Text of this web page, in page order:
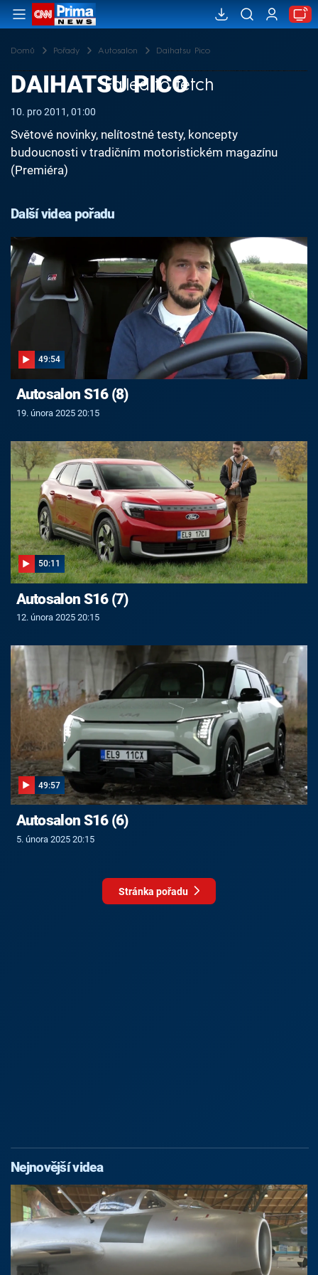
Domů Pořady Autosalon Daihatsu Pico
Failed to fetch
DAIHATSU PICO
10. pro 2011, 01:00
Světové novinky, nelítostné testy, koncepty
budoucnosti v tradičním motoristickém magazínu
(Premiéra)
Další videa pořadu
49:54
Autosalon S16 (8)
19. února 2025 20:15
50:11
Autosalon S16 (7)
12. února 2025 20:15
49:57
Autosalon S16 (6)
5. února 2025 20:15
Stránka pořadu
Nejnovější videa